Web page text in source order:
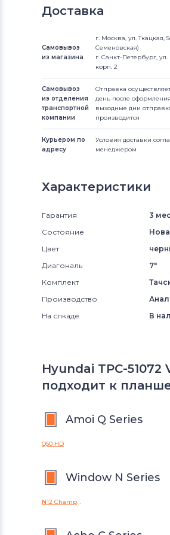
Доставка
Самовывоз
из магазина
г. Москва, ул. Ткацкая,
Семеновская)
г. Санкт-Петербург,
корп. 2
Самовывоз
из отделения
транспортной
компании
Отправка
день после
выходные дни
производится
Курьером по
адресу
Условия доставки
менеджером
Характеристики
Гарантия
3
Состояние
Цвет
Диагональ
7"
Комплект
Производство
На слкаде
В
Hyundai TPC-51072
подходит к
Amoi Q Series
Q50 HD
Window N Series
N12 Champion